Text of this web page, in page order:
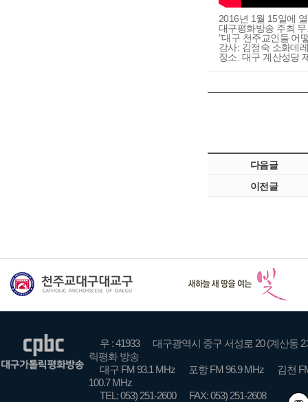
2016년 1월 15일에
대구평화방송 주최
"대구 천주교인들 어
강사: 김정숙 소화데
장소: 대구 계산성당
다음글
이전글
우 : 41933
대구광역시 중구 서성로 20 (계산동 2
릭평화 방송
대구 FM 93.1 MHz
포항 FM 96.9 MHz
김천
100.7 MHz
TEL: 053) 251-2600
FAX: 053) 251-2608